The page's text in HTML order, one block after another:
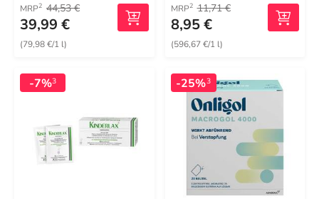
MRP2 44,53 €
39,99 €
(79,98 €/1 l)
MRP2 11,71 €
8,95 €
(596,67 €/1 l)
-7%3 -25%3